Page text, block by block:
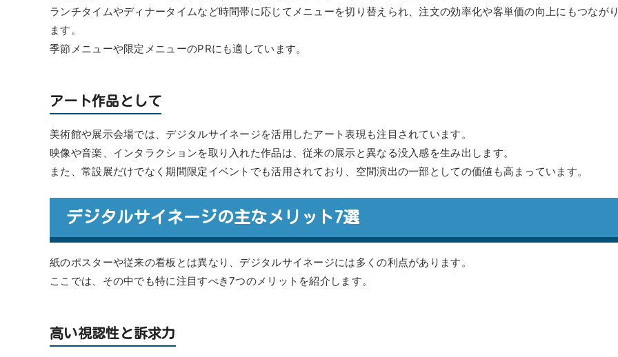
ランチタイムやディナータイムなど時間帯に応じてメニューを切り替えられ、注文の効率化や客単価の向上にもつながり
ます。
季節メニューや限定メニューのPRにも適しています。
アート作品として
美術館や展示会場では、デジタルサイネージを活用したアート表現も注目されています。
映像や音楽、インタラクションを取り入れた作品は、従来の展示と異なる没入感を生み出します。
また、常設展だけでなく期間限定イベントでも活用されており、空間演出の一部としての価値も高まっています。
デジタルサイネージの主なメリット7選
紙のポスターや従来の看板とは異なり、デジタルサイネージには多くの利点があります。
ここでは、その中でも特に注目すべき7つのメリットを紹介します。
高い視認性と訴求力